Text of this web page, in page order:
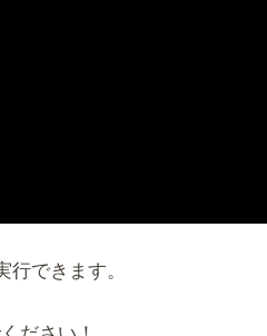
できます。